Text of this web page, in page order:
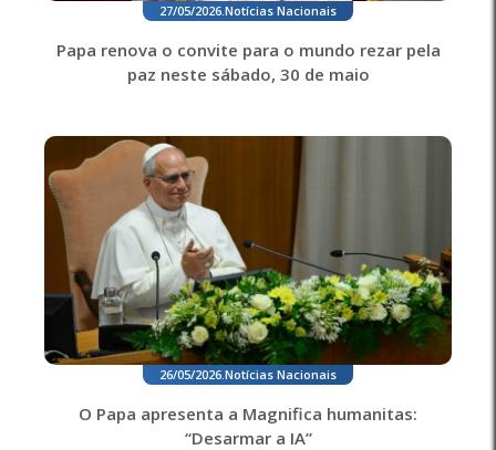
27/05/2026 Notícias Nacionais
Papa renova o convite para o mundo rezar pela
paz neste sábado, 30 de maio
26/05/2026 Notícias Nacionais
O Papa apresenta a Magnifica humanitas:
“Desarmar a IA”